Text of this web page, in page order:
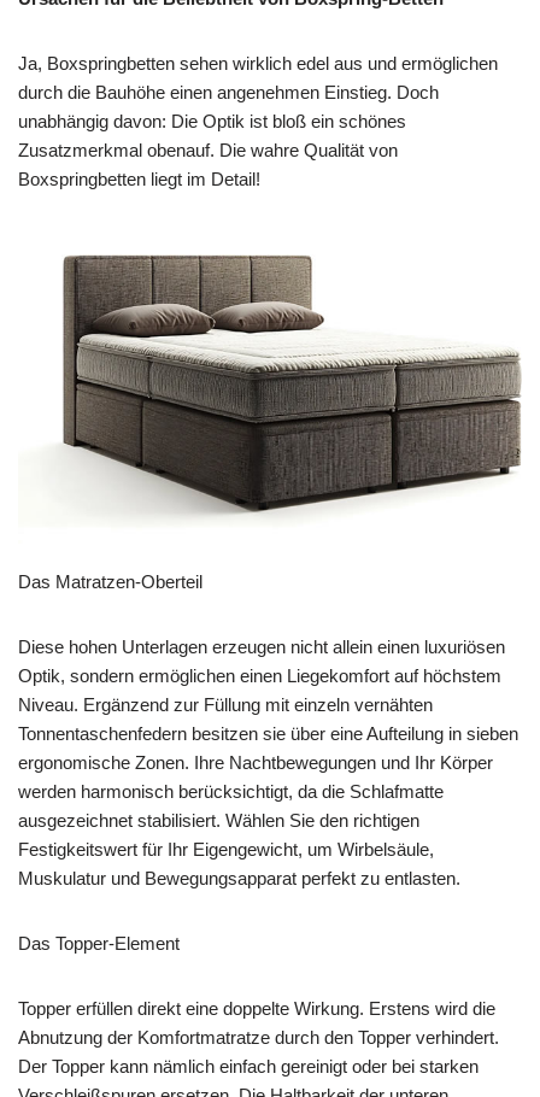
Ja, Boxspringbetten sehen wirklich edel aus und ermöglichen
durch die Bauhöhe einen angenehmen Einstieg. Doch
unabhängig davon: Die Optik ist bloß ein schönes
Zusatzmerkmal obenauf. Die wahre Qualität von
Boxspringbetten liegt im Detail!
Das Matratzen-Oberteil
Diese hohen Unterlagen erzeugen nicht allein einen luxuriösen
Optik, sondern ermöglichen einen Liegekomfort auf höchstem
Niveau. Ergänzend zur Füllung mit einzeln vernähten
Tonnentaschenfedern besitzen sie über eine Aufteilung in sieben
ergonomische Zonen. Ihre Nachtbewegungen und Ihr Körper
werden harmonisch berücksichtigt, da die Schlafmatte
ausgezeichnet stabilisiert. Wählen Sie den richtigen
Festigkeitswert für Ihr Eigengewicht, um Wirbelsäule,
Muskulatur und Bewegungsapparat perfekt zu entlasten.
Das Topper-Element
Topper erfüllen direkt eine doppelte Wirkung. Erstens wird die
Abnutzung der Komfortmatratze durch den Topper verhindert.
Der Topper kann nämlich einfach gereinigt oder bei starken